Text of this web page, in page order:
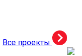
Все проекты